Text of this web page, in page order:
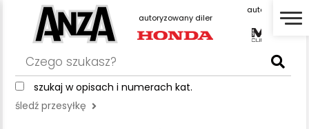
autoryzowany diler
szukaj w opisach i numerach kat.
śledź przesyłkę